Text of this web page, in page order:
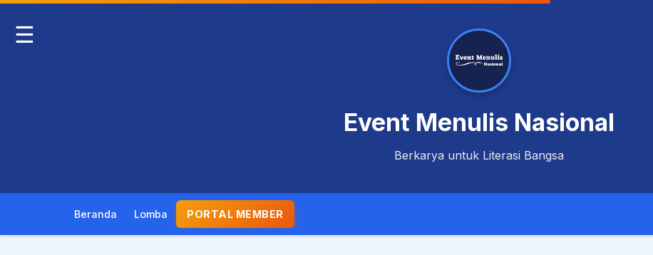
☰
Event Menulis Nasional
Berkarya untuk Literasi Bangsa
Beranda Lomba PORTAL MEMBER